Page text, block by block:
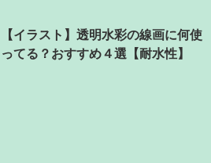
【イラスト】透明水彩の線画に何使
ってる？おすすめ４選【耐水性】